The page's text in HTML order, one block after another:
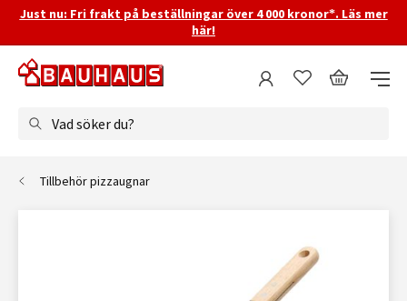
Just nu: Fri frakt på beställningar över 4 000 kronor*. Läs mer
här!
Vad söker du?
Tillbehör pizzaugnar